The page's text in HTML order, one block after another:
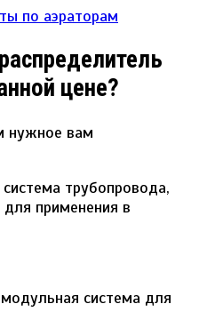
по аэраторам
цене?
нужное вам
трубопровода,
для применения в